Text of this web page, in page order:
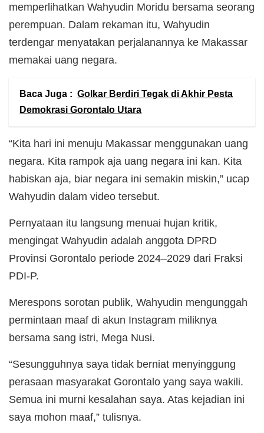
memperlihatkan Wahyudin Moridu bersama seorang
perempuan. Dalam rekaman itu, Wahyudin
terdengar menyatakan perjalanannya ke Makassar
memakai uang negara.
Baca Juga : Golkar Berdiri Tegak di Akhir Pesta
Demokrasi Gorontalo Utara
“Kita hari ini menuju Makassar menggunakan uang
negara. Kita rampok aja uang negara ini kan. Kita
habiskan aja, biar negara ini semakin miskin,” ucap
Wahyudin dalam video tersebut.
Pernyataan itu langsung menuai hujan kritik,
mengingat Wahyudin adalah anggota DPRD
Provinsi Gorontalo periode 2024–2029 dari Fraksi
PDI-P.
Merespons sorotan publik, Wahyudin mengunggah
permintaan maaf di akun Instagram miliknya
bersama sang istri, Mega Nusi.
“Sesungguhnya saya tidak berniat menyinggung
perasaan masyarakat Gorontalo yang saya wakili.
Semua ini murni kesalahan saya. Atas kejadian ini
saya mohon maaf,” tulisnya.